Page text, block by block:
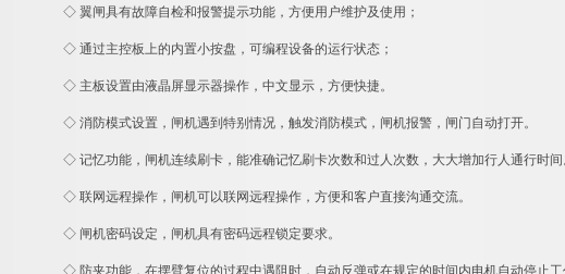
◇ 翼闸具有故障自检和报警提示功能，方便用户维护及使用；
◇ 通过主控板上的内置小按盘，可编程设备的运行状态；
◇ 主板设置由液晶屏显示器操作，中文显示，方便快捷。
◇ 消防模式设置，闸机遇到特别情况，触发消防模式，闸机报警，闸门自动打开。
◇ 记忆功能，闸机连续刷卡，能准确记忆刷卡次数和过人次数，大大增加行人通行时间
◇ 联网远程操作，闸机可以联网远程操作，方便和客户直接沟通交流。
◇ 闸机密码设定，闸机具有密码远程锁定要求。
◇ 防夹功能，在摆臂复位的过程中遇阻时，自动反弹或在规定的时间内电机自动停止工